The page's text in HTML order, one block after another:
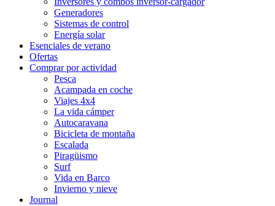
Generadores
Sistemas de control
Energía solar
Esenciales de verano
Ofertas
Comprar por actividad
Pesca
Acampada en coche
Viajes 4x4
La vida cámper
Autocaravana
Bicicleta de montaña
Escalada
Piragüismo
Surf
Vida en Barco
Invierno y nieve
Journal